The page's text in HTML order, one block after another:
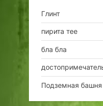
Глинт
пирита тее
бла бла
Подземная башня